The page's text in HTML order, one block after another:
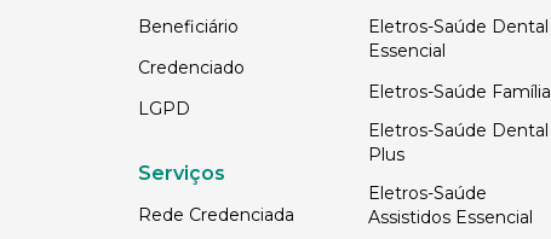
Beneficiário
Credenciado
LGPD
Serviços
Rede Credenciada
Eletros-Saúde Dental
Essencial
Eletros-Saúde Família
Eletros-Saúde Dental
Plus
Eletros-Saúde
Assistidos Essencial